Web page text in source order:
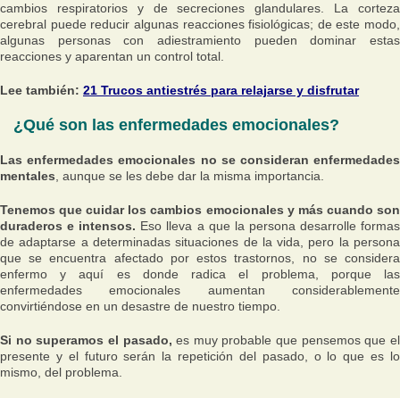
cambios respiratorios y de secreciones glandulares. La corteza
cerebral puede reducir algunas reacciones fisiológicas; de este modo,
algunas personas con adiestramiento pueden dominar estas
reacciones y aparentan un control total.
Lee también: 21 Trucos antiestrés para relajarse y disfrutar
¿Qué son las enfermedades emocionales?
Las enfermedades emocionales no se consideran enfermedades
mentales , aunque se les debe dar la misma importancia.
Tenemos que cuidar los cambios emocionales y más cuando son
duraderos e intensos. Eso lleva a que la persona desarrolle formas
de adaptarse a determinadas situaciones de la vida, pero la persona
que se encuentra afectado por estos trastornos, no se considera
enfermo y aquí es donde radica el problema, porque las
enfermedades emocionales aumentan considerablemente
convirtiéndose en un desastre de nuestro tiempo.
Si no superamos el pasado, es muy probable que pensemos que el
presente y el futuro serán la repetición del pasado, o lo que es lo
mismo, del problema.